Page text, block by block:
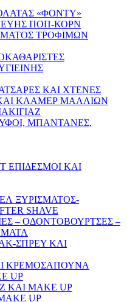
«ΦΟΝΤΥ»
ΠΟΠ-ΚΟΡΝ
ΤΡΟΦΙΜΩΝ
ΚΑΙ ΧΤΕΝΕΣ
ΚΛΑΜΕΡ ΜΑΛΛΙΩΝ
ΜΠΑΝΤΑΝΕΣ,
ΕΠΙΔΕΣΜΟΙ ΚΑΙ
ΞΥΡΙΣΜΑΤΟΣ-
SHAVE
– ΟΔΟΝΤΟΒΟΥΡΤΣΕΣ –
ΣΠΡΕΥ ΚΑΙ
ΚΡΕΜΟΣΑΠΟΥΝΑ
UP
ΚΑΙ MAKE UP
UP